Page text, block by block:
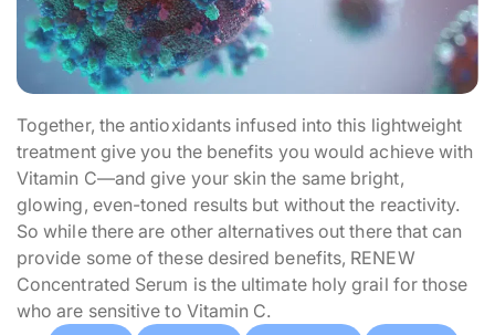
Together, the antioxidants infused into this lightweight
treatment give you the benefits you would achieve with
Vitamin C—and give your skin the same bright,
glowing, even-toned results but without the reactivity.
So while there are other alternatives out there that can
provide some of these desired benefits, RENEW
Concentrated Serum is the ultimate holy grail for those
who are sensitive to Vitamin C.